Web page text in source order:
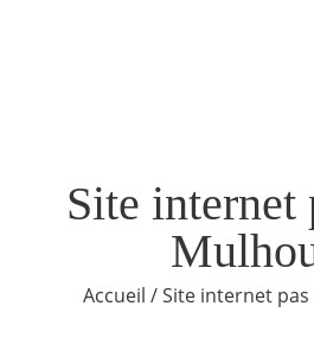
Site internet
Accueil /Site internet